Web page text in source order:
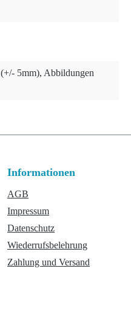
5mm), Abbildungen
Informationen
AGB
Impressum
Datenschutz
Wiederrufsbelehrung
Zahlung und Versand